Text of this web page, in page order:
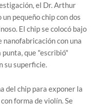
el Dr. Arthur
pequeño chip con dos
El chip se colocó bajo
nanofabricación con una
que "escribió"
su superficie.
del chip para exponer la
forma de violín. Se